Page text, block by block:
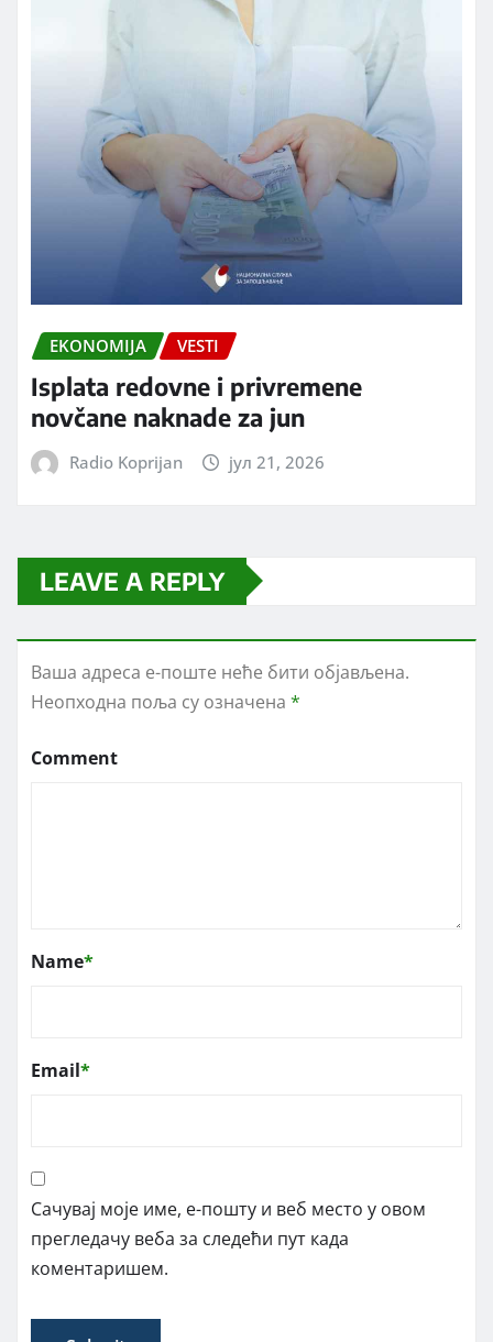
EKONOMIJA VESTI
Isplata redovne i privremene
novčane naknade za jun
Radio Koprijan јул 21, 2026
LEAVE A REPLY
Ваша адреса е-поште неће бити објављена.
Неопходна поља су означена *
Comment
Name*
Email*
Сачувај моје име, е-пошту и веб место у овом
прегледачу веба за следећи пут када
коментаришем.